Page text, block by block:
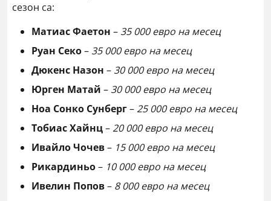
сезон са:
Матиас Фаетон – 35 000 евро на месец
Руан Секо– 35 000 евро на месец
Дюкенс Назон – 30 000 евро на месец
Юрген Матай – 30 000 евро на месец
Ноа Сонко Сунберг– 25 000 евро на месец
Тобиас Хайнц– 20 000 евро на месец
Ивайло Чочев– 15 000 евро на месец
Рикардиньо– 10 000 евро на месец
Ивелин Попов– 8 000 евро на месец